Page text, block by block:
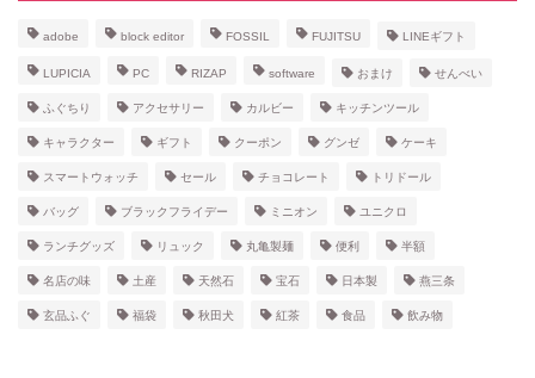
adobe block editor FOSSIL FUJITSU LINEギフト
LUPICIA PC RIZAP software おまけ せんべい
ふぐちり アクセサリー カルビー キッチンツール
キャラクター ギフト クーポン グンゼ ケーキ
スマートウォッチ セール チョコレート トリドール
バッグ ブラックフライデー ミニオン ユニクロ
ランチグッズ リュック 丸亀製麺 便利 半額
名店の味 土産 天然石 宝石 日本製 燕三条
玄品ふぐ 福袋 秋田犬 紅茶 食品 飲み物